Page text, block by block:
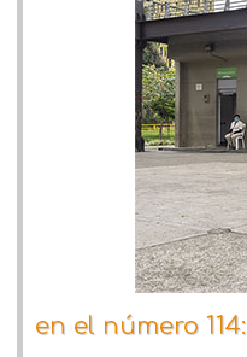
en el número 114: